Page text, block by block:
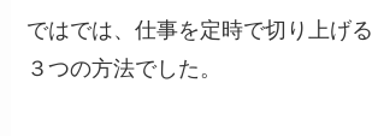
ではでは、仕事を定時で切り上げる
３つの方法でした。